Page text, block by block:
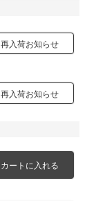
再入荷お知らせ
再入荷お知らせ
カートに入れる